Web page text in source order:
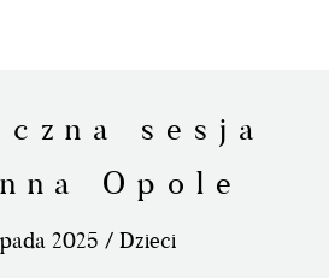
sesja
Opole
2025 / Dzieci
O MNIE